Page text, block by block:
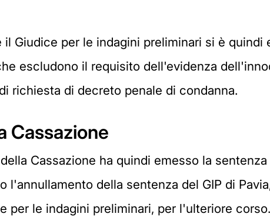
il Giudice per le indagini preliminari si è
escludono il requisito dell'evidenza
richiesta di decreto penale di condanna.
Cassazione
Cassazione ha quindi emesso la
l'annullamento della sentenza del GIP di
per le indagini preliminari, per l'ulteriore corso.